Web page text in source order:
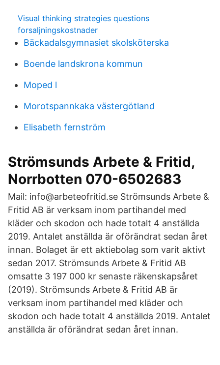
Visual thinking strategies questions
forsaljningskostnader
Bäckadalsgymnasiet skolsköterska
Boende landskrona kommun
Moped l
Morotspannkaka västergötland
Elisabeth fernström
Strömsunds Arbete & Fritid,
Norrbotten 070-6502683
Mail: info@arbeteofritid.se Strömsunds Arbete &
Fritid AB är verksam inom partihandel med
kläder och skodon och hade totalt 4 anställda
2019. Antalet anställda är oförändrat sedan året
innan. Bolaget är ett aktiebolag som varit aktivt
sedan 2017. Strömsunds Arbete & Fritid AB
omsatte 3 197 000 kr senaste räkenskapsåret
(2019). Strömsunds Arbete & Fritid AB är
verksam inom partihandel med kläder och
skodon och hade totalt 4 anställda 2019. Antalet
anställda är oförändrat sedan året innan.